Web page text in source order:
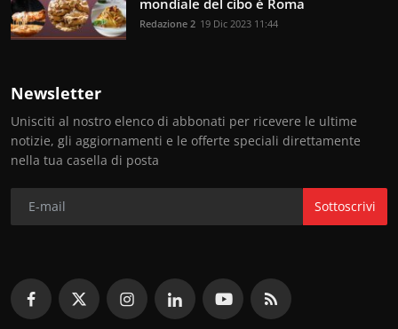
Redazione 2 19 Dic 2023 11:44
Newsletter
Unisciti al nostro elenco di abbonati per ricevere le ultime
notizie, gli aggiornamenti e le offerte speciali direttamente
nella tua casella di posta
Sottoscrivi